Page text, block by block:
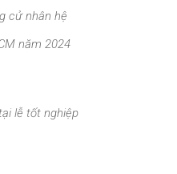
cử nhân hệ
năm 2024
lễ tốt nghiệp